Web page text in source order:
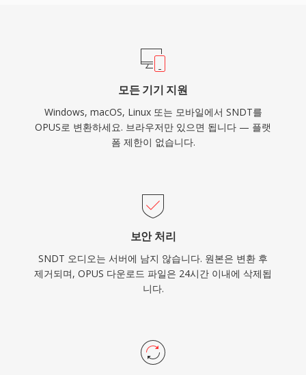
모든 기기 지원
Windows, macOS, Linux 또는 모바일에서 SNDT를
OPUS로 변환하세요. 브라우저만 있으면 됩니다 — 플랫
폼 제한이 없습니다.
보안 처리
SNDT 오디오는 서버에 남지 않습니다. 원본은 변환 후
제거되며, OPUS 다운로드 파일은 24시간 이내에 삭제됩
니다.